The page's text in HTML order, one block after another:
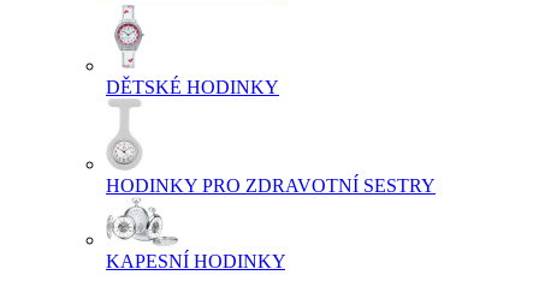
DĚTSKÉ HODINKY
HODINKY PRO ZDRAVOTNÍ SESTRY
KAPESNÍ HODINKY